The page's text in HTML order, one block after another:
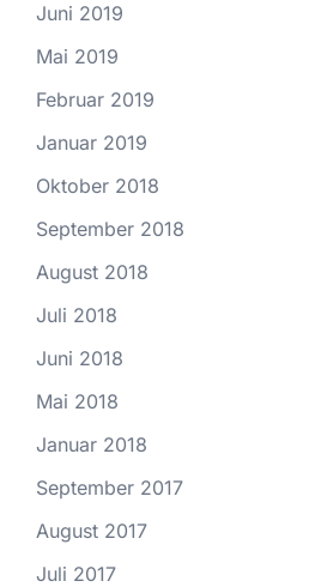
Juni 2019
Mai 2019
Februar 2019
Januar 2019
Oktober 2018
September 2018
August 2018
Juli 2018
Juni 2018
Mai 2018
Januar 2018
September 2017
August 2017
Juli 2017